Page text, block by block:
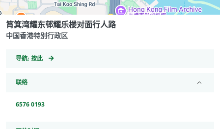
筲箕湾耀东邨耀乐楼对面行人路
中国香港特别行政区
导航: GeoCoordinates
按此
联络
6576 0193